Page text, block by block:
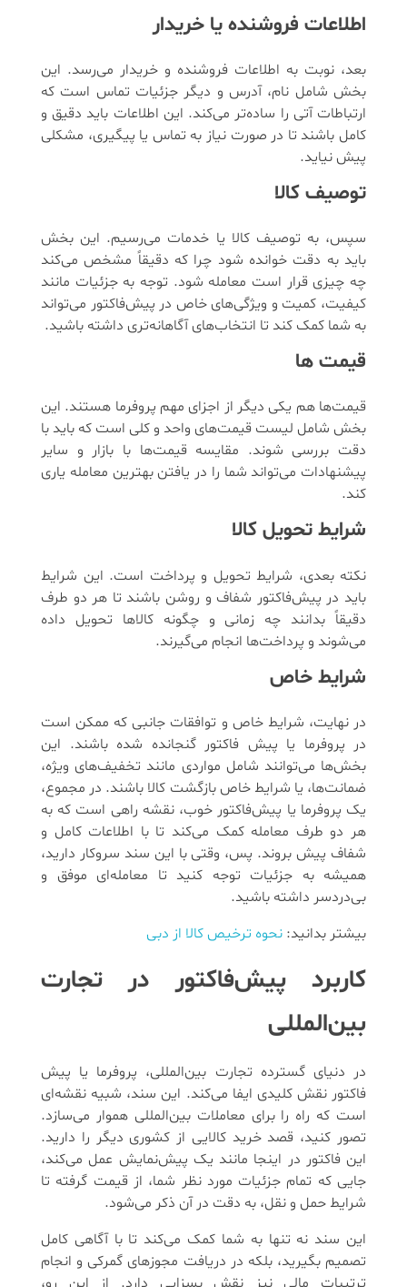
اطلاعات فروشنده یا خریدار
بعد، نوبت به اطلاعات فروشنده و خریدار می‌رسد. این
بخش شامل نام، آدرس و دیگر جزئیات تماس است که
ارتباطات آتی را ساده‌تر می‌کند. این اطلاعات باید دقیق و
کامل باشند تا در صورت نیاز به تماس یا پیگیری، مشکلی
پیش نیاید.
توصیف کالا
سپس، به توصیف کالا یا خدمات می‌رسیم. این بخش
باید به دقت خوانده شود چرا که دقیقاً مشخص می‌کند
چه چیزی قرار است معامله شود. توجه به جزئیات مانند
کیفیت، کمیت و ویژگی‌های خاص در پیش‌فاکتور می‌تواند
به شما کمک کند تا انتخاب‌های آگاهانه‌تری داشته باشید.
قیمت ها
قیمت‌ها هم یکی دیگر از اجزای مهم پروفرما هستند. این
بخش شامل لیست قیمت‌های واحد و کلی است که باید با
دقت بررسی شوند. مقایسه قیمت‌ها با بازار و سایر
پیشنهادات می‌تواند شما را در یافتن بهترین معامله یاری
کند.
شرایط تحویل کالا
نکته بعدی، شرایط تحویل و پرداخت است. این شرایط
باید در پیش‌فاکتور شفاف و روشن باشند تا هر دو طرف
دقیقاً بدانند چه زمانی و چگونه کالاها تحویل داده
می‌شوند و پرداخت‌ها انجام می‌گیرند.
شرایط خاص
در نهایت، شرایط خاص و توافقات جانبی که ممکن است
در پروفرما یا پیش فاکتور گنجانده شده باشند. این
بخش‌ها می‌توانند شامل مواردی مانند تخفیف‌های ویژه،
ضمانت‌ها، یا شرایط خاص بازگشت کالا باشند. در مجموع،
یک پروفرما یا پیش‌فاکتور خوب، نقشه‌ راهی است که به
هر دو طرف معامله کمک می‌کند تا با اطلاعات کامل و
شفاف پیش بروند. پس، وقتی با این سند سروکار دارید،
همیشه به جزئیات توجه کنید تا معامله‌ای موفق و
بی‌دردسر داشته باشید.
بیشتر بدانید: نحوه ترخیص کالا از دبی
کاربرد پیش‌فاکتور در تجارت
بین‌المللی
در دنیای گسترده تجارت بین‌المللی، پروفرما یا پیش
فاکتور نقش کلیدی ایفا می‌کند. این سند، شبیه نقشه‌ای
است که راه را برای معاملات بین‌المللی هموار می‌سازد.
تصور کنید، قصد خرید کالایی از کشوری دیگر را دارید.
این فاکتور در اینجا مانند یک پیش‌نمایش عمل می‌کند،
جایی که تمام جزئیات مورد نظر شما، از قیمت گرفته تا
شرایط حمل و نقل، به دقت در آن ذکر می‌شود.
این سند نه تنها به شما کمک می‌کند تا با آگاهی کامل
تصمیم بگیرید، بلکه در دریافت مجوزهای گمرکی و انجام